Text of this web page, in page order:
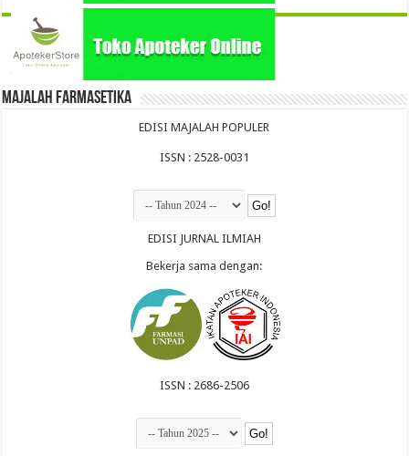
Majalah Farmasetika
EDISI MAJALAH POPULER
ISSN : 2528-0031
EDISI JURNAL ILMIAH
Bekerja sama dengan:
ISSN : 2686-2506